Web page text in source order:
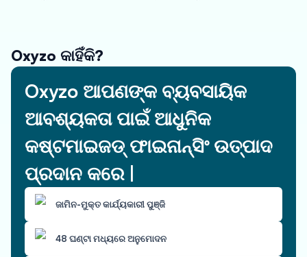
Oxyzo କାହିଁକି?
Oxyzo ଆପଣଙ୍କ ବ୍ୟବସାୟିକ
ଆବଶ୍ୟକତା ପାଇଁ ଆଧୁନିକ
କଷ୍ଟମାଇଜଡ୍ ଫାଇନାନ୍ସିଂ ଉତ୍ପାଦ
ପ୍ରଦାନ କରେ |
ଜାମିନ-ମୁକ୍ତ କାର୍ଯ୍ୟକାରୀ ପୁଞ୍ଜି
48 ଘଣ୍ଟା ମଧ୍ୟରେ ଅନୁମୋଦନ